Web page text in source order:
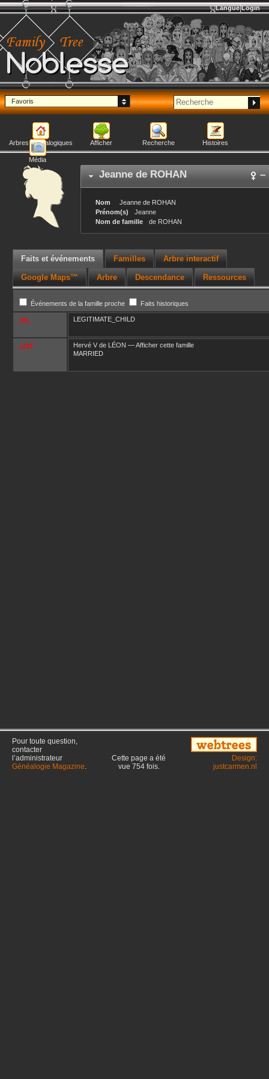
Noblesse
Langue Login
Favoris
Arbres généalogiques Afficher Recherche Histoires
Média
Jeanne de ROHAN –
Nom Jeanne de ROHAN
Prénom(s)
Jeanne
Nom de famille
de ROHAN
Faits et événements Familles Arbre interactif
Google Maps™ Arbre Descendance Ressources
Événements de la famille proche Faits historiques
_FIL LEGITIMATE_CHILD
_UST Hervé V de LÉON —Afficher cette famille
MARRIED
Pour toute question,
contacter
l’administrateur
Généalogie Magazine.
Cette page a été
vue 754fois.
Design:
justcarmen.nl